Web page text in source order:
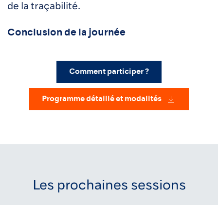
de la traçabilité.
Conclusion de la journée
Comment participer ?
Programme détaillé et modalités
Les prochaines sessions